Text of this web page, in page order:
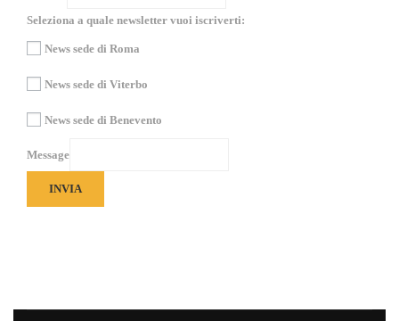
Seleziona a quale newsletter vuoi iscriverti:
News sede di Roma
News sede di Viterbo
News sede di Benevento
Message
INVIA